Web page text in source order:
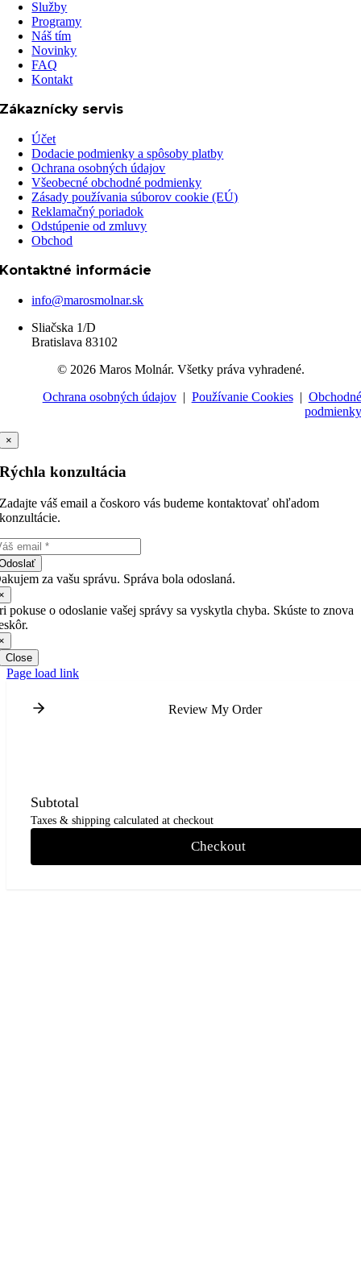
Služby
Programy
Náš tím
Novinky
FAQ
Kontakt
Zákaznícky servis
Účet
Dodacie podmienky a spôsoby platby
Ochrana osobných údajov
Všeobecné obchodné podmienky
Zásady používania súborov cookie (EÚ)
Reklamačný poriadok
Odstúpenie od zmluvy
Obchod
Kontaktné informácie
info@marosmolnar.sk
Sliačska 1/D
Bratislava 83102
© 2026 Maros Molnár. Všetky práva vyhradené.
Ochrana osobných údajov| Používanie Cookies| Obchodné
podmienky
×
Rýchla konzultácia
Zadajte váš email a čoskoro vás budeme kontaktovať ohľadom
konzultácie.
za vašu správu. Správa bola odoslaná.
pokuse o odoslanie vašej správy sa vyskytla chyba. Skúste to znova
Close
Page load link
Review My Order
Subtotal
Taxes & shipping calculated at checkout
Checkout